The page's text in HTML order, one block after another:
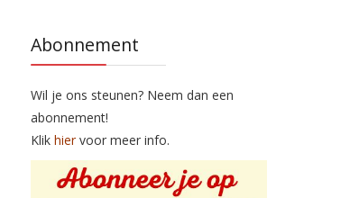
Abonnement
Wil je ons steunen? Neem dan een
abonnement!
Klik hiervoor meer info.